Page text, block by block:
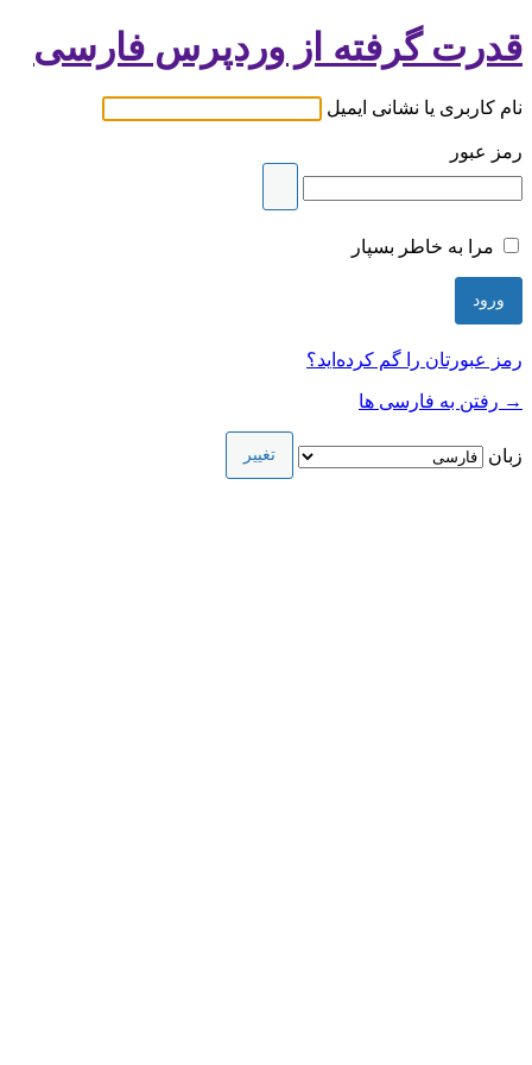
قدرت گرفته از وردپرس فارسی
نام کاربری یا نشانی ایمیل
رمز عبور
مرا به خاطر بسپار
رمز عبورتان را گم کرده‌اید؟
→ رفتن به فارسی ها
زبان